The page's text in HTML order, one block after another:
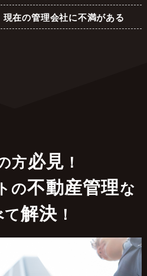
在の管理会社に不満がある
方必見 ！
の不動産管理な
て解決 ！